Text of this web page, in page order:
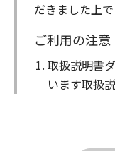
だきました上
ご利用の注
取扱説明書
います取扱
属します。